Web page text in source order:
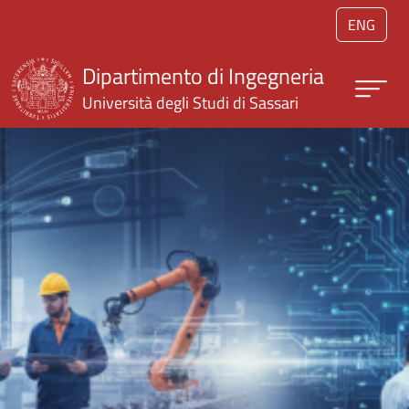
Salta al contenuto principale
ENG
Dipartimento di Ingegneria
Università degli Studi di Sassari